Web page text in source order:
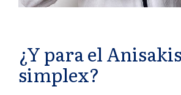
¿Y para el Anisakis
simplex?